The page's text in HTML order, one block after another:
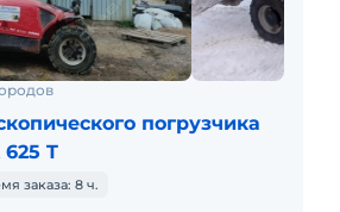
погрузчика
T
заказа: 8 ч.